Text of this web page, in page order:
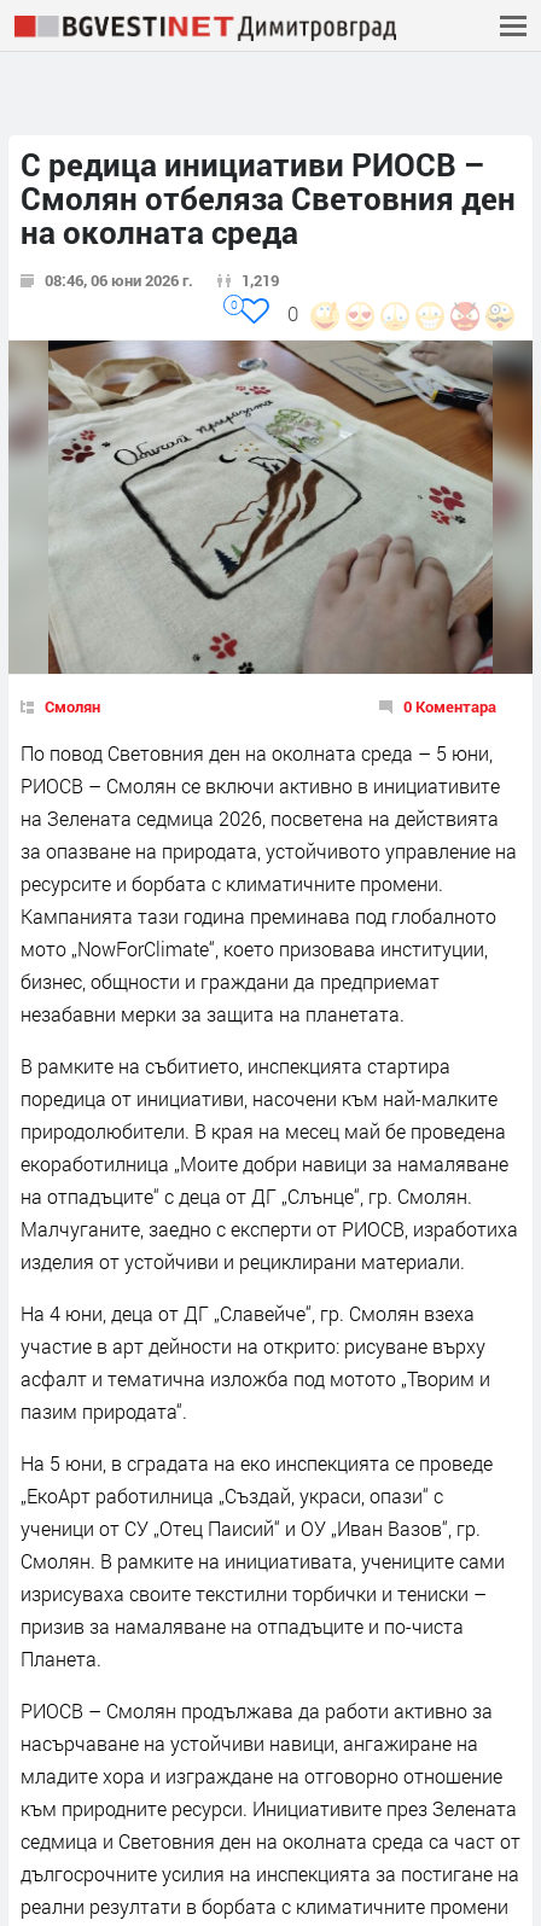
С редица инициативи РИОСВ –
Смолян отбеляза Световния ден
на околната среда
08:46, 06 юни 2026 г. 1,219
0
0
Смолян 0 Коментара
По повод Световния ден на околната среда – 5 юни,
РИОСВ – Смолян се включи активно в инициативите
на Зелената седмица 2026, посветена на действията
за опазване на природата, устойчивото управление на
ресурсите и борбата с климатичните промени.
Кампанията тази година преминава под глобалното
мото „NowForClimate“, което призовава институции,
бизнес, общности и граждани да предприемат
незабавни мерки за защита на планетата.
В рамките на събитието, инспекцията стартира
поредица от инициативи, насочени към най-малките
природолюбители. В края на месец май бе проведена
екоработилница „Моите добри навици за намаляване
на отпадъците“ с деца от ДГ „Слънце“, гр. Смолян.
Малчуганите, заедно с експерти от РИОСВ, изработиха
изделия от устойчиви и рециклирани материали.
На 4 юни, деца от ДГ „Славейче“, гр. Смолян взеха
участие в арт дейности на открито: рисуване върху
асфалт и тематична изложба под мотото „Творим и
пазим природата“.
На 5 юни, в сградата на еко инспекцията се проведе
„ЕкоАрт работилница „Създай, украси, опази“ с
ученици от СУ „Отец Паисий“ и ОУ „Иван Вазов“, гр.
Смолян. В рамките на инициативата, учениците сами
изрисуваха своите текстилни торбички и тениски –
призив за намаляване на отпадъците и по-чиста
Планета.
РИОСВ – Смолян продължава да работи активно за
насърчаване на устойчиви навици, ангажиране на
младите хора и изграждане на отговорно отношение
към природните ресурси. Инициативите през Зелената
седмица и Световния ден на околната среда са част от
дългосрочните усилия на инспекцията за постигане на
реални резултати в борбата с климатичните промени